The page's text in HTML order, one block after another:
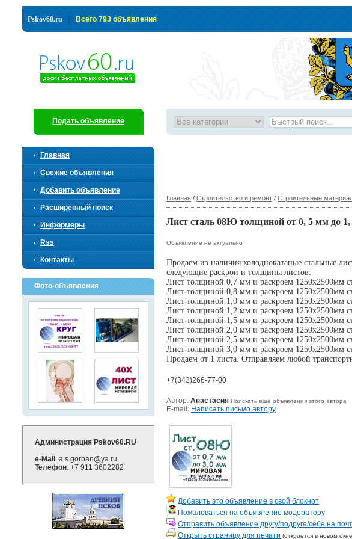
Pskov60.ru | Всего 793 объявления
Главная / Строительство и ремонт / Строительные
Лист сталь 08Ю толщиной от 0, 5 мм до
Объявление не актуально
Продаем из наличия холоднокатаные стальные
следующие раскрои и толщины листов:
Лист толщиной 0,7 мм и раскроем 1250х2500мм
Лист толщиной 0,8 мм и раскроем 1250х2500мм
Лист толщиной 1,0 мм и раскроем 1250х2500мм
Лист толщиной 1,2 мм и раскроем 1250х2500мм
Лист толщиной 1,5 мм и раскроем 1250х2500мм
Лист толщиной 2,0 мм и раскроем 1250х2500мм
Лист толщиной 2,5 мм и раскроем 1250х2500мм
Лист толщиной 3,0 мм и раскроем 1250х2500мм
Продаем от 1 листа. Отправляем любой
+7(343)266-77-00
Автор: Анастасия Поискать ещё объявления этого автора
E-mail: Написать письмо автору
Добавить это объявление в свой блокнот
Пожаловаться на объявление модератору
Отправить объявление другу/подруге/себе на
Открыть страницу для печати (откроется в новом
Подать объявление
Главная
Свежие объявления
Добавить объявление
Расширенный поиск
Информеры
Rss
Контакты
Фото-объявления
Администрация Pskov60.RU
e-Mail : a.s.gorban@ya.ru
Телефон: +7 911 3602282